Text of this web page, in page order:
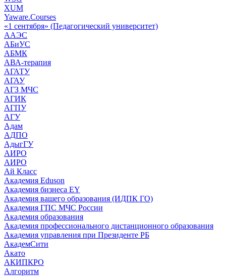
XUM
Yaware.Courses
«1 сентября» (Педагогический университет)
ААЭС
АБиУС
АБМК
АВА-терапия
АГАТУ
АГАУ
АГЗ МЧС
АГИК
АГПУ
АГУ
Адам
АДПО
АдыгГУ
АИРО
АИРО
Ай Класс
Академия Eduson
Академия бизнеса EY
Академия вашего образования (ИДПК ГО)
Академия ГПС МЧС России
Академия образования
Академия профессионального дистанционного образования
Академия управления при Президенте РБ
АкадемСити
Акато
АКИПКРО
Алгоритм